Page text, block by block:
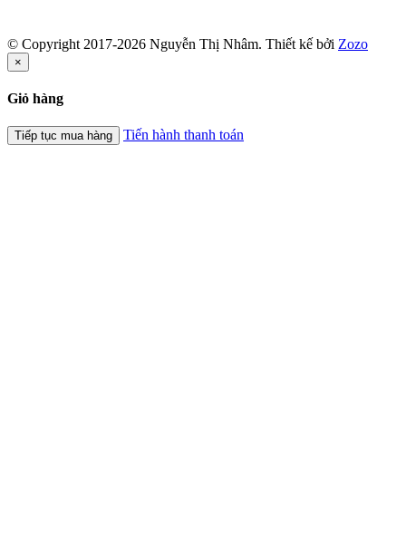
© Copyright 2017-2026 Nguyễn Thị Nhâm. Thiết kế bởi Zozo
×
Giỏ hàng
Tiếp tục mua hàng Tiến hành thanh toán